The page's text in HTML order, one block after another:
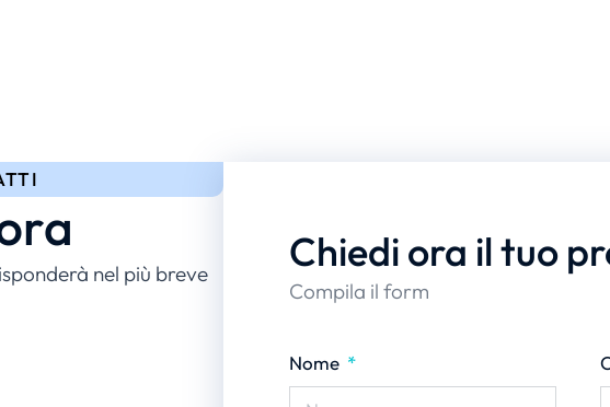
nel più breve
Chiedi ora il tuo
Compila il form
Nome